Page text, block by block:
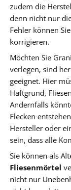
zudem die
denn nicht nur
Fehler können
korrigieren.
Möchten Sie
verlegen, sind
geeignet. Hier
Haftgrund,
Andernfalls
Flecken
Hersteller oder
sein, dass alle
Sie können als
Fliesenmörtel
nicht nur